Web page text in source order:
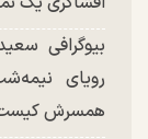
بیوگرافی
رویای
همسرش